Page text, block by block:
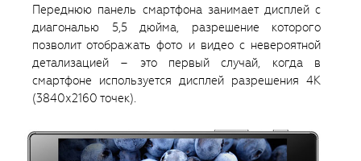
Переднюю панель смартфона занимает дисплей с
диагональю 5,5 дюйма, разрешение которого
позволит отображать фото и видео с невероятной
детализацией – это первый случай, когда в
смартфоне используется дисплей разрешения 4К
(3840х2160 точек).